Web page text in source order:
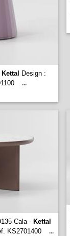
Kettal Design :
...
Cala - Kettal
KS2701400
...